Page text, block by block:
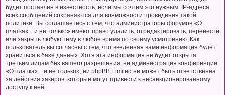
будет поставлен в известность, если мы сочтём это нужным. IP-адреса
всех сообщений сохраняются для возможности проведения такой
политики. Вы соглашаетесь с тем, что администраторы форумов «О
платках... и не только» имеют право удалить, отредактировать, перенести
или закрыть любую тему в любое время по своему усмотрению. Как
пользователь вы согласны с тем, что введённая вами информация будет
храниться в базе данных. Хотя эта информация не будет открыта
третьим лицам без вашего разрешения, ни администрация конференции
«О платках... и не только», ни phpBB Limited не может быть ответственна
за действия хакеров, которые могут привести к несанкционированному
доступу к ней.